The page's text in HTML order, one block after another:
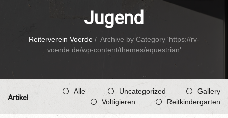
Jugend
Reiterverein Voerde / Archive by Category 'https://rv-
voerde.de/wp-content/themes/equestrian'
Artikel
Alle Uncategorized
Gallery
Voltigieren
Reitkindergarten